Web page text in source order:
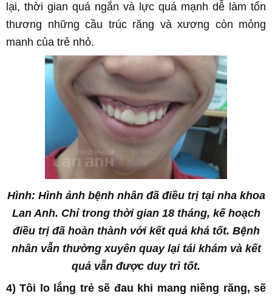
lại, thời gian quá ngắn và lực quá mạnh dễ làm tổn
thương những cầu trúc răng và xương còn mỏng
manh của trẻ nhỏ.
Hình: Hình ảnh bệnh nhân đã điều trị tại nha khoa
Lan Anh. Chỉ trong thời gian 18 tháng, kế hoạch
điều trị đã hoàn thành với kết quả khá tốt. Bệnh
nhân vẫn thường xuyên quay lại tái khám và kết
quả vẫn được duy trì tốt.
4) Tôi lo lắng trẻ sẽ đau khi mang niềng răng, sẽ